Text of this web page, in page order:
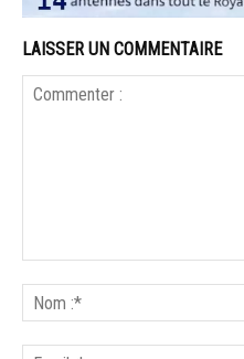
LAISSER UN COMMENTAIRE